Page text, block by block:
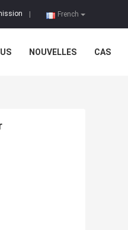
French
NOUVELLES CAS